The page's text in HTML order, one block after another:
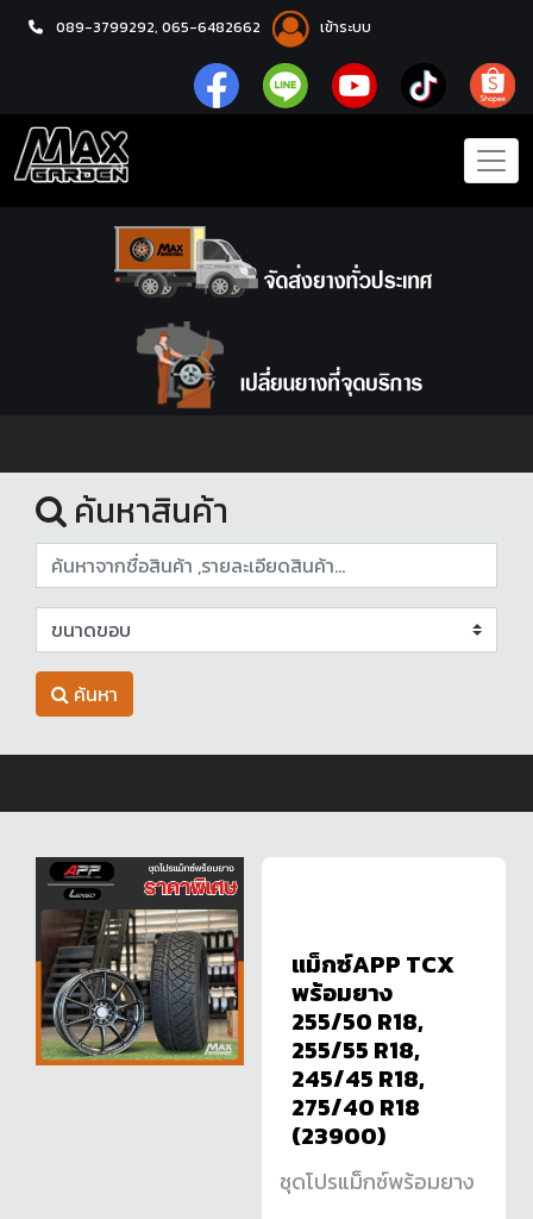
089-3799292, 065-6482662 เข้าระบบ
หน้าแรก
ค้นหาสินค้า
ค้นหา
แม็กซ์APP TCX
พร้อมยาง
255/50 R18,
255/55 R18,
245/45 R18,
275/40 R18
(23900)
ชุดโปรแม็กซ์พร้อมยาง